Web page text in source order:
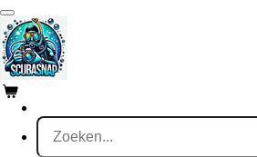
Ga
direct
naar
de
hoofdinhoud